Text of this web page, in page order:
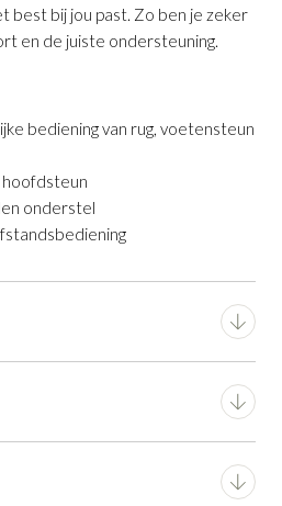
best bij jou past. Zo ben je zeker
en de juiste ondersteuning.
bediening van rug, voetensteun
onderstel
85 cm